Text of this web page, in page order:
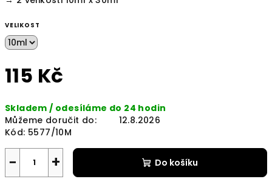
VELIKOST
115 Kč
cena:
Skladem / odesíláme do 24 hodin
Můžeme doručit do:
12.8.2026
Kód: 5577/10M
+
− Do košíku